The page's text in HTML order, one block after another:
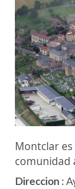
Montclar
comunidad
Direccion :